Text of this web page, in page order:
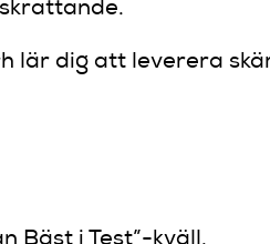
lär dig att leverera